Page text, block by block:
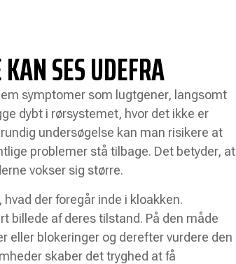
SES UDEFRA
symptomer som lugtgener, langsomt
dybt i rørsystemet, hvor det ikke er
undersøgelse kan man risikere at
problemer stå tilbage. Det betyder, at
vokser sig større.
der foregår inde i kloakken.
billede af deres tilstand. På den måde
eller blokeringer og derefter vurdere den
skaber det tryghed at få